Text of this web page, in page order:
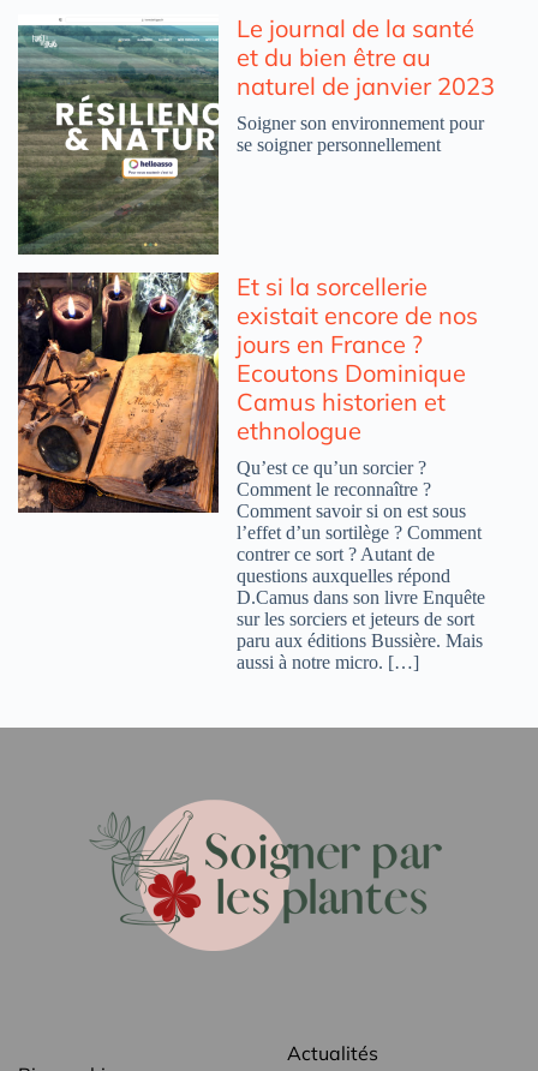
Le journal de la santé
et du bien être au
naturel de janvier 2023
Soigner son environnement pour
se soigner personnellement
Et si la sorcellerie
existait encore de nos
jours en France ?
Ecoutons Dominique
Camus historien et
ethnologue
Qu’est ce qu’un sorcier ?
Comment le reconnaître ?
Comment savoir si on est sous
l’effet d’un sortilège ? Comment
contrer ce sort ? Autant de
questions auxquelles répond
D.Camus dans son livre Enquête
sur les sorciers et jeteurs de sort
paru aux éditions Bussière. Mais
aussi à notre micro. […]
Actualités